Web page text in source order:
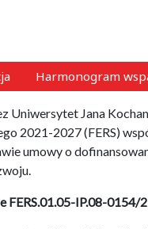
Harmonogram
Uniwersytet Jana
2021-2027 (FERS)
umowy o
FERS.01.05-IP.08-0154/